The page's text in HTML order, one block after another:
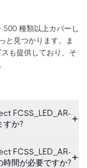
500 種類以上カバーし
と見つかります。ま
も提供しており、そ
FCSS_LED_AR-
すか?
FCSS_LED_AR-
時間が必要ですか?